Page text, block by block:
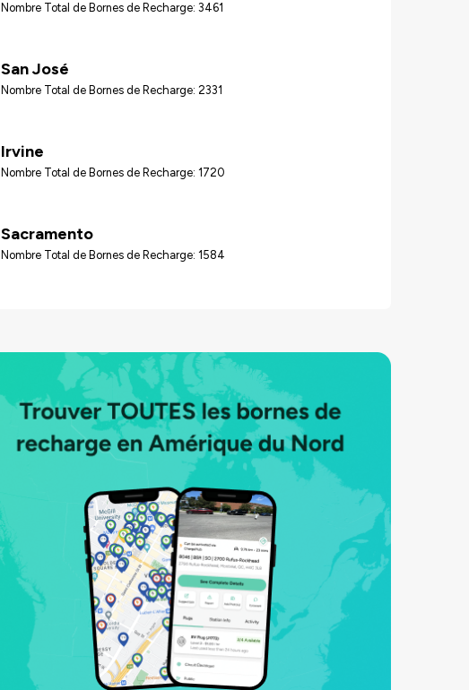
Nombre Total de Bornes de Recharge: 3461
San José
Nombre Total de Bornes de Recharge: 2331
Irvine
Nombre Total de Bornes de Recharge: 1720
Sacramento
Nombre Total de Bornes de Recharge: 1584